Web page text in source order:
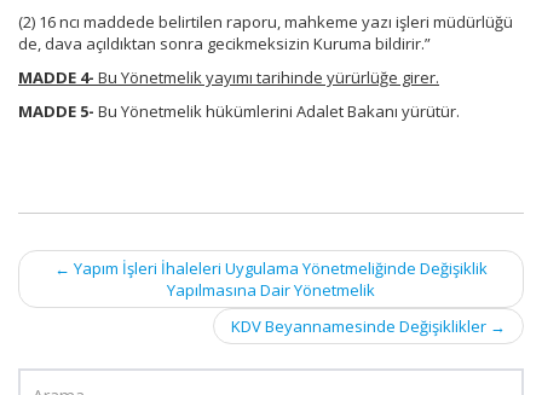
(2) 16 ncı maddede belirtilen raporu, mahkeme yazı işleri müdürlüğü
de, dava açıldıktan sonra gecikmeksizin Kuruma bildirir.”
MADDE 4- Bu Yönetmelik yayımı tarihinde yürürlüğe girer.
MADDE 5- Bu Yönetmelik hükümlerini Adalet Bakanı yürütür.
Post
navigation
← Yapım İşleri İhaleleri Uygulama Yönetmeliğinde Değişiklik
Yapılmasına Dair Yönetmelik
KDV Beyannamesinde Değişiklikler →